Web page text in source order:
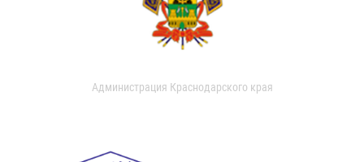
Администрация Краснодарского края